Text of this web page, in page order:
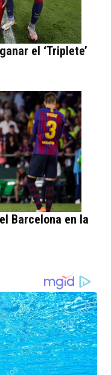
el ‘Triplete’
Barcelona en la